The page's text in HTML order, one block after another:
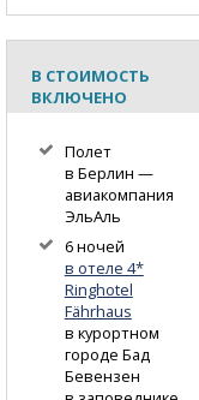
В СТОИМОСТЬ
ВКЛЮЧЕНО
Полет
в Берлин —
авиакомпания
ЭльАль
6 ночей
в отеле 4*
Ringhotel
Fährhaus
в курортном
городе Бад
Бевензен